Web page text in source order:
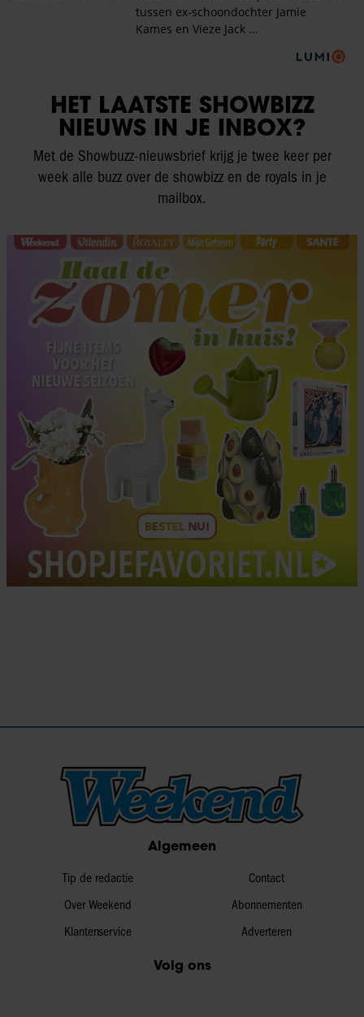
HET LAATSTE SHOWBIZZ
NIEUWS IN JE INBOX?
Met de Showbuzz-nieuwsbrief krijg je twee keer per
week alle buzz over de showbizz en de royals in je
mailbox.
Algemeen
Tip de redactie
Over Weekend
Klantenservice
Contact
Abonnementen
Adverteren
Volg ons